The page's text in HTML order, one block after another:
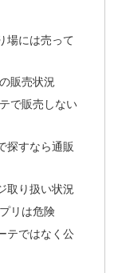
場には売って
販売状況
で販売しない
探すなら通販
取り扱い状況
リは危険
テではなく公